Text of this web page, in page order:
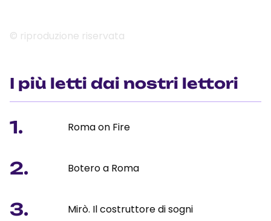
© riproduzione riservata
I più letti dai nostri lettori
1. Roma on Fire
2. Botero a Roma
3. Mirò. Il costruttore di sogni